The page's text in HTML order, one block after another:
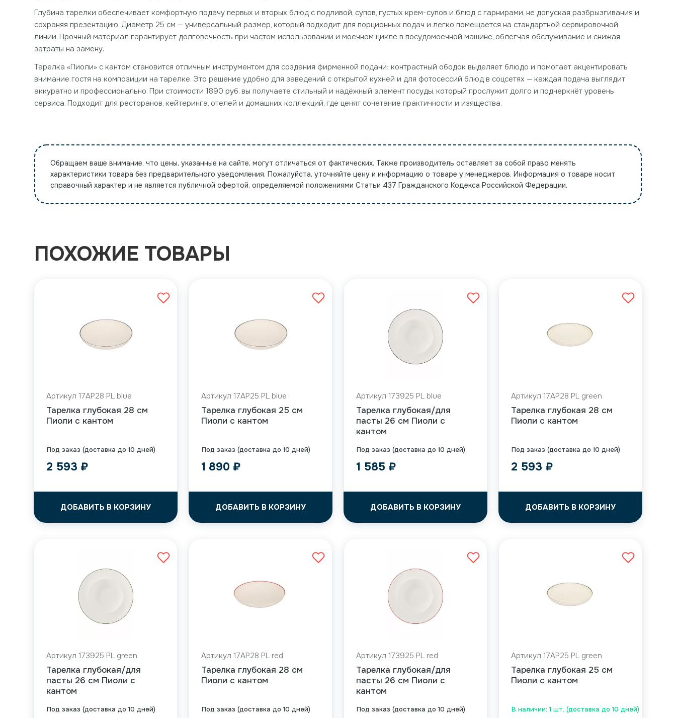
Глубина тарелки обеспечивает комфортную подачу первых и вторых блюд с подливой, супов, густых крем-супов и блюд с гарнирами, не допуская разбрызгивания и
сохраняя презентацию. Диаметр 25 см — универсальный размер, который подходит для порционных подач и легко помещается на стандартной сервировочной
линии. Прочный материал гарантирует долговечность при частом использовании и моечном цикле в посудомоечной машине, облегчая обслуживание и снижая
затраты на замену.
Тарелка «Пиоли» с кантом становится отличным инструментом для создания фирменной подачи: контрастный ободок выделяет блюдо и помогает акцентировать
внимание гостя на композиции на тарелке. Это решение удобно для заведений с открытой кухней и для фотосессий блюд в соцсетях — каждая подача выглядит
аккуратно и профессионально. При стоимости 1890 руб. вы получаете стильный и надёжный элемент посуды, который прослужит долго и подчеркнёт уровень
сервиса. Подходит для ресторанов, кейтеринга, отелей и домашних коллекций, где ценят сочетание практичности и изящества.
Обращаем ваше внимание, что цены, указанные на сайте, могут отличаться от фактических. Также производитель оставляет за собой право менять
характеристики товара без предварительного уведомления. Пожалуйста, уточняйте цену и информацию о товаре у менеджеров. Информация о товаре носит
справочный характер и не является публичной офертой, определяемой положениями Статьи 437 Гражданского Кодекса Российской Федерации.
ПОХОЖИЕ ТОВАРЫ
Под заказ (доставка до 10 дней)
Артикул 17AP28 PL blue
Тарелка глубокая 28 см
Пиоли с кантом
2 593 ₽
ДОБАВИТЬ В КОРЗИНУ
Под заказ (доставка до 10 дней)
Артикул 17AP25 PL blue
Тарелка глубокая 25 см
Пиоли с кантом
1 890 ₽
ДОБАВИТЬ В КОРЗИНУ
Под заказ (доставка до 10 дней)
Артикул 173925 PL blue
Тарелка глубокая/для
пасты 26 см Пиоли с
кантом
1 585 ₽
ДОБАВИТЬ В КОРЗИНУ
Под заказ (доставка до 10 дней)
Артикул 17AP28 PL green
Тарелка глубокая 28 см
Пиоли с кантом
2 593 ₽
ДОБАВИТЬ В КОРЗИНУ
Под заказ (доставка до 10 дней)
Артикул 173925 PL green
Тарелка глубокая/для
пасты 26 см Пиоли с
кантом
Под заказ (доставка до 10 дней)
Артикул 17AP28 PL red
Тарелка глубокая 28 см
Пиоли с кантом
Под заказ (доставка до 10 дней)
Артикул 173925 PL red
Тарелка глубокая/для
пасты 26 см Пиоли с
кантом
В наличии: 1 шт. (доставка до 10 дней)
Артикул 17AP25 PL green
Тарелка глубокая 25 см
Пиоли с кантом